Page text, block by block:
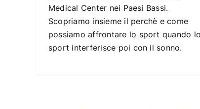
Medical Center nei Paesi Bassi.
Scopriamo insieme il perchè e come
possiamo affrontare lo sport quando lo
sport interferisce poi con il sonno.